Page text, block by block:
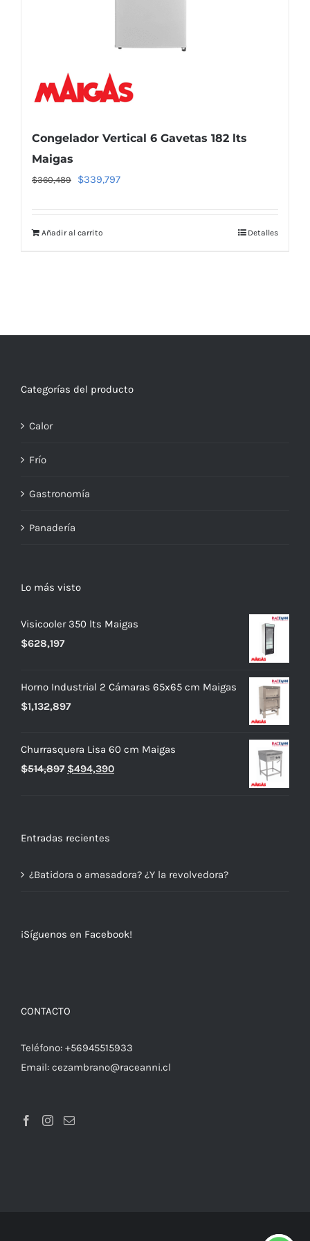
Congelador Vertical 6 Gavetas 182 lts
Maigas
$360,489
El
era:
$339,797El
Añadir al carrito Detalles
Categorías del producto
Calor
Frío
Gastronomía
Panadería
Lo más visto
Visicooler 350 lts Maigas
$628,197
Horno Industrial 2 Cámaras 65x65 cm Maigas
$1,132,897
Churrasquera Lisa 60 cm Maigas
$514,897 El
$514,897.
$494,390El
Entradas recientes
¿Batidora o amasadora? ¿Y la revolvedora?
¡Síguenos en Facebook!
CONTACTO
Teléfono: +56945515933
Email: cezambrano@raceanni.cl